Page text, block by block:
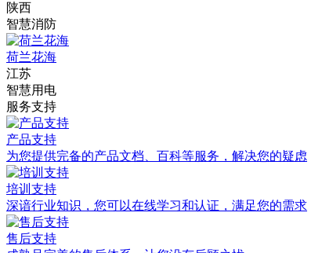
陕西
智慧消防
荷兰花海
江苏
智慧用电
服务支持
产品支持
为您提供完备的产品文档、百科等服务，解决您的疑虑
培训支持
深谙行业知识，您可以在线学习和认证，满足您的需求
售后支持